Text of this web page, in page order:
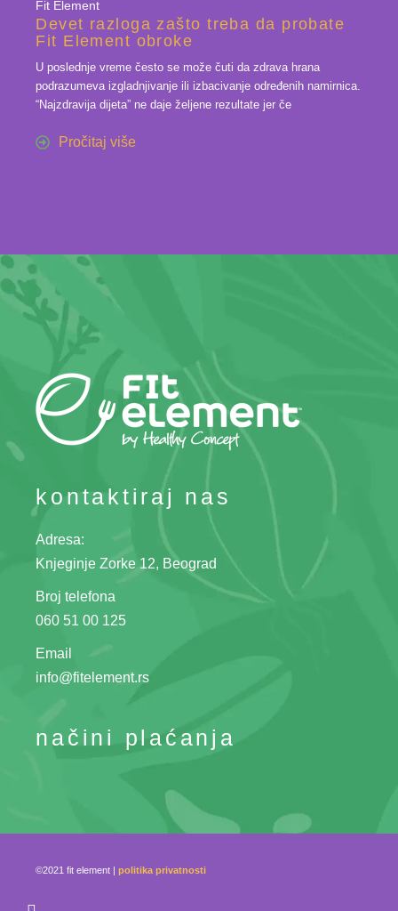
Fit Element
Devet razloga zašto treba da probate
Fit Element obroke
U poslednje vreme često se može čuti da zdrava hrana
podrazumeva izgladnjivanje ili izbacivanje određenih namirnica.
“Najzdravija dijeta” ne daje željene rezultate jer če
Pročitaj više
kontaktiraj nas
Adresa:
Knjeginje Zorke 12, Beograd
Broj telefona
060 51 00 125
Email
info@fitelement.rs
načini plaćanja
©2021 fit element | politika privatnosti